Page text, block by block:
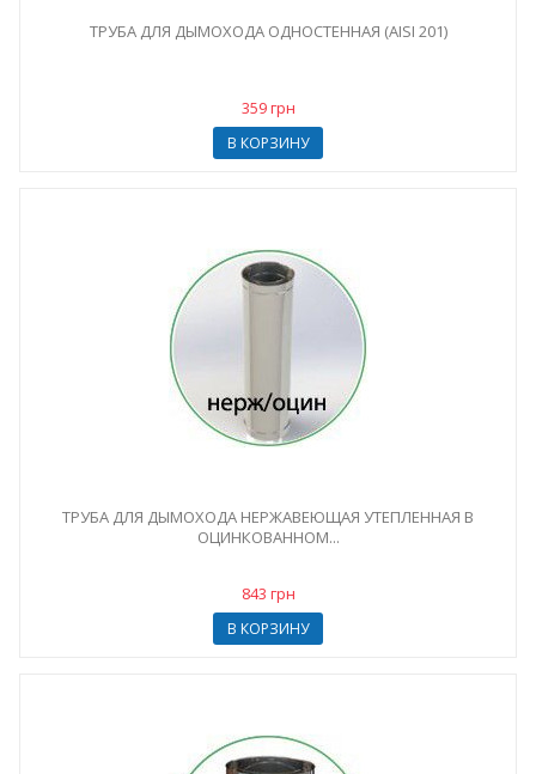
ТРУБА ДЛЯ ДЫМОХОДА ОДНОСТЕННАЯ (AISI 201)
359 грн
В КОРЗИНУ
ТРУБА ДЛЯ ДЫМОХОДА НЕРЖАВЕЮЩАЯ УТЕПЛЕННАЯ В
ОЦИНКОВАННОМ...
843 грн
В КОРЗИНУ